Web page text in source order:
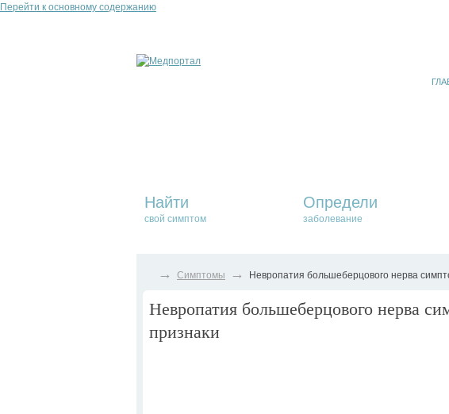
Перейти к основному содержанию
Найти
свой симптом
Определи
заболевание
→ Симптомы → Невропатия большеберцового нерва
Невропатия большеберцового нерва
признаки